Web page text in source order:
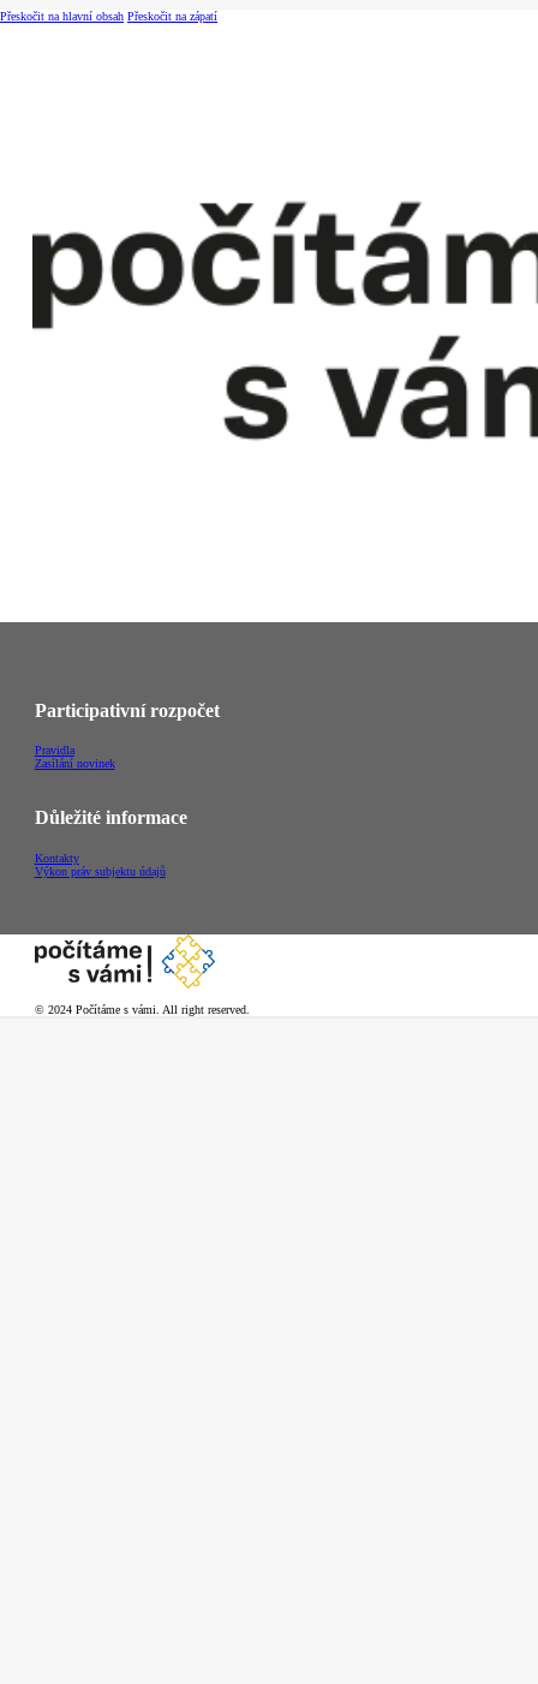
Přeskočit na hlavní obsah Přeskočit na zápatí
Participativní rozpočet
Pravidla
Zasílání novinek
Důležité informace
Kontakty
Výkon práv subjektu údajů
© 2024 Počítáme s vámi. All right reserved.